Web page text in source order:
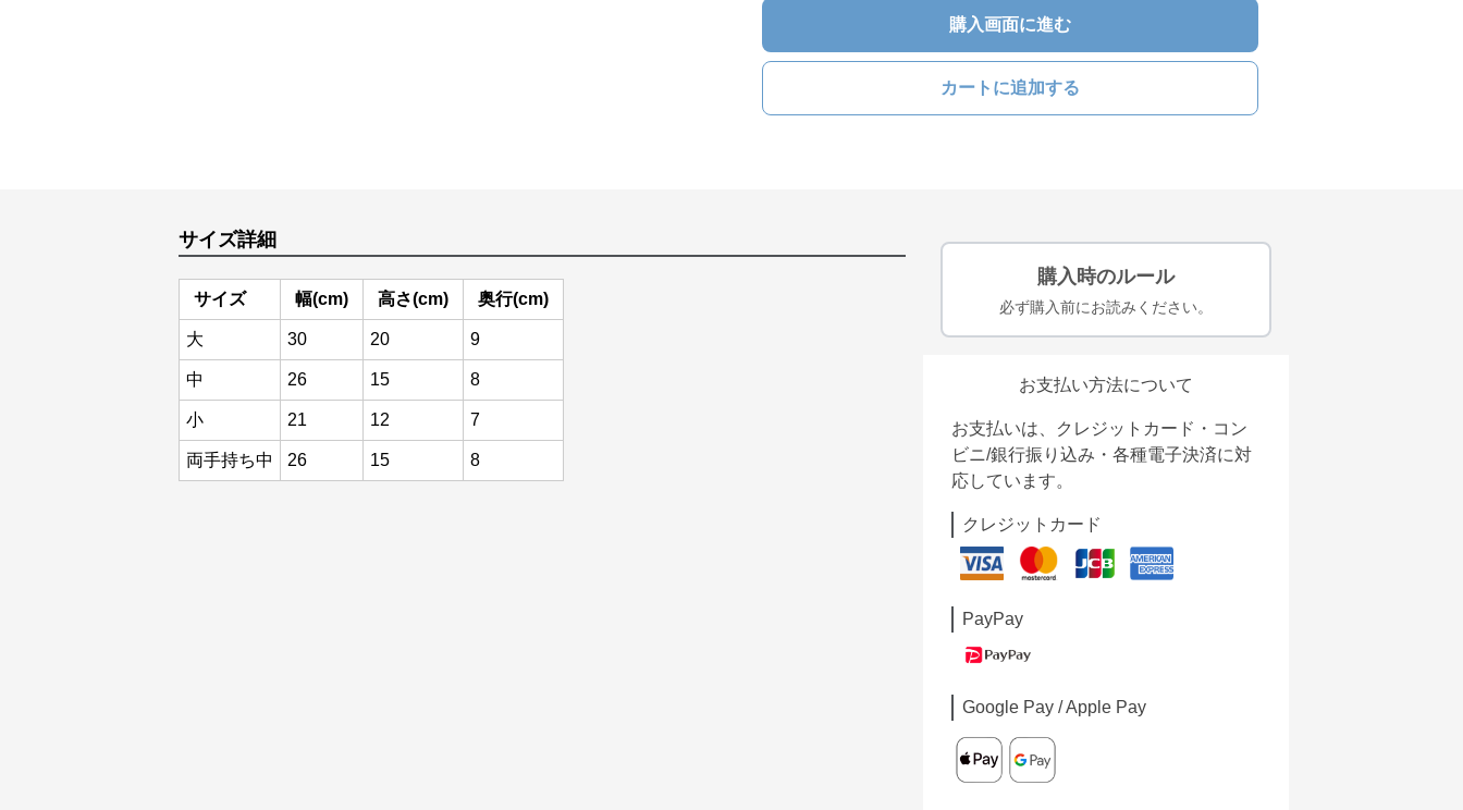
購入画面に進む
カートに追加する
サイズ詳細
サイズ 幅(cm) 高さ(cm) 奥行(cm)
大 30 20 9
中 26 15 8
小 21 12 7
両手持ち中 26 15 8
購入時のルール
必ず購入前にお読みください。
お支払い方法について
お支払いは、クレジットカード・コン
ビニ/銀行振り込み・各種電子決済に対
応しています。
クレジットカード
PayPay
Google Pay / Apple Pay